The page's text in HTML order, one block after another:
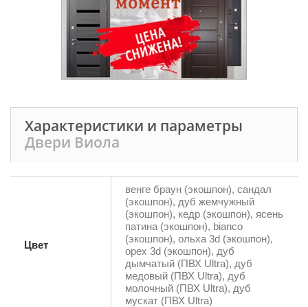
Характеристики и параметры
Двери Виола
Цвет
венге браун (экошпон), сандал
(экошпон), дуб жемчужный
(экошпон), кедр (экошпон), ясень
патина (экошпон), bianco
(экошпон), ольха 3d (экошпон),
орех 3d (экошпон), дуб
дымчатый (ПВХ Ultra), дуб
медовый (ПВХ Ultra), дуб
молочный (ПВХ Ultra), дуб
мускат (ПВХ Ultra)